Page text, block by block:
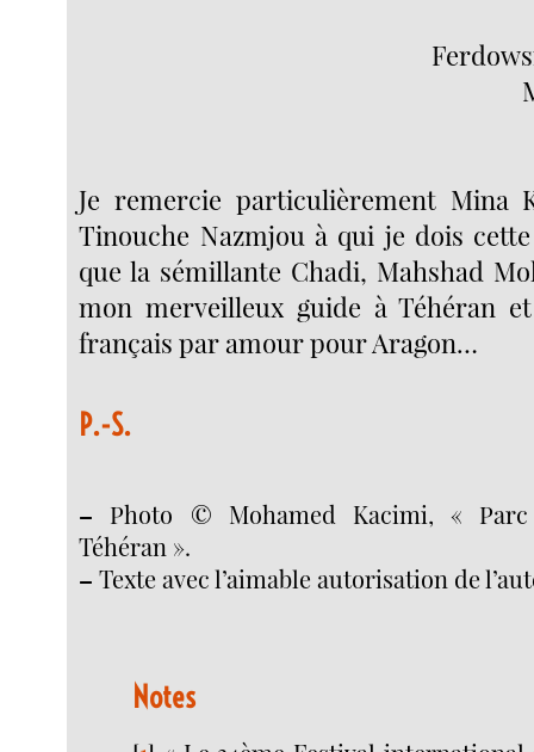
Je remercie particulièrement Mina
Tinouche Nazmjou à qui je dois
que la sémillante Chadi, Mahshad
mon merveilleux guide à Téhéran
français par amour pour Aragon…
P.-S.
– Photo © Mohamed Kacimi, «
Téhéran ».
– Texte avec l’aimable autorisation de
Notes